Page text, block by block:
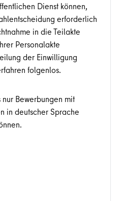
Dienst können,
erforderlich
in die Teilakte
Personalakte
der Einwilligung
folgenlos.
Bewerbungen mit
in deutscher Sprache